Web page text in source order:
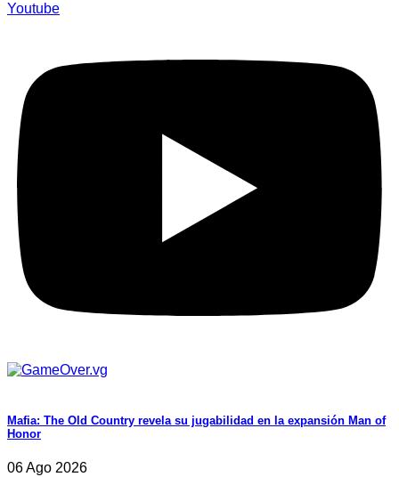
Youtube
Mafia: The Old Country revela su jugabilidad en la expansión Man of
Honor
06 Ago 2026